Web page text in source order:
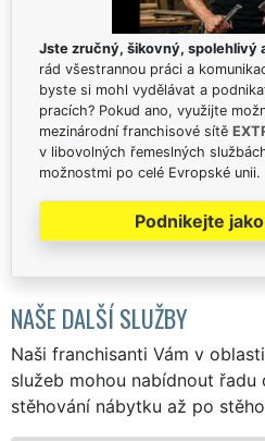
Jste zručný, šikovný, spolehlivý
rád všestrannou práci a
byste si mohl vydělávat a
pracích? Pokud ano, využijte
mezinárodní franchisové sítě
v libovolných řemeslných
možnostmi po celé Evropské unii.
Podnikejte
NAŠE DALŠÍ SLUŽBY
Naši franchisanti Vám v
služeb mohou nabídnout
stěhování nábytku až po